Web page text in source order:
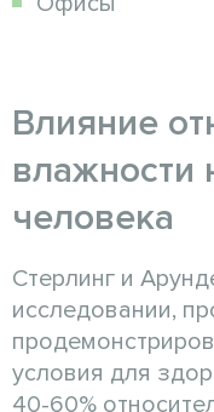
Влияние
влажности
человека
Стерлинг и
исследовании,
условия для
40-60%